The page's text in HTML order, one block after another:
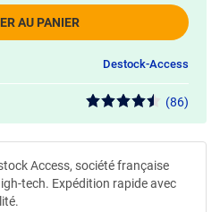
AU PANIER
Destock-Access
(86)
Access, société française
tech. Expédition rapide avec